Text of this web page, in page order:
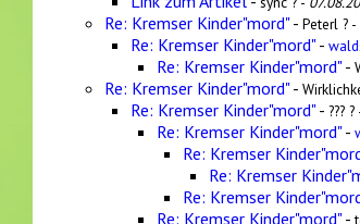
Re: Kremser Kinder"mord"- Peterl ? -
Re: Kremser Kinder"mord"-
Re: Kremser Kinder"mord"-
Re: Kremser Kinder"mord"-
Re: Kremser Kinder"mord"- ??? ?
Re: Kremser Kinder"mord"-
Re: Kremser
Re: Kremser
Re: Kremser
Re: Kremser Kinder"mord"-